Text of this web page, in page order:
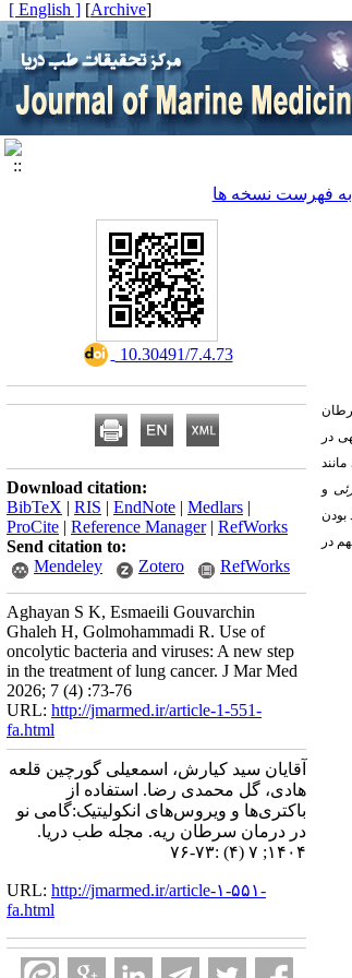
[
Archive
]
[ English ]
فهرست نسخه ها
در
و
بودن
در
‎ 10.30491/7.4.73
Download citation:
BibTeX | RIS | EndNote | Medlars |
ProCite | Reference Manager| RefWorks
Send citation to:
Mendeley
Zotero RefWorks
Aghayan S K, Esmaeili Gouvarchin
Ghaleh H, Golmohammadi R. Use of
oncolytic bacteria and viruses: A new step
in the treatment of lung cancer. J Mar Med
2026; 7 (4) :73-76
URL: http://jmarmed.ir/article-1-551-
fa.html
آقایان سید کیارش، اسمعیلی گورچین قلعه
هادی، گل محمدی رضا. استفاده از
باکتری‌ها و ویروس‌های انکولیتیک:گامی نو
در درمان سرطان ریه. مجله طب دریا.
۱۴۰۴; ۷ (۴) :۷۳-۷۶
URL: http://jmarmed.ir/article-۱-۵۵۱-
fa.html